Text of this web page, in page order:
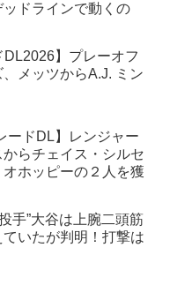
ッドラインで動くの
DL2026】プレーオフ
メッツからA.J. ミン
ードDL】レンジャー
らチェイス・シルセ
ホッピーの２人を獲
手”大谷は上腕二頭筋
いたが判明！打撃は